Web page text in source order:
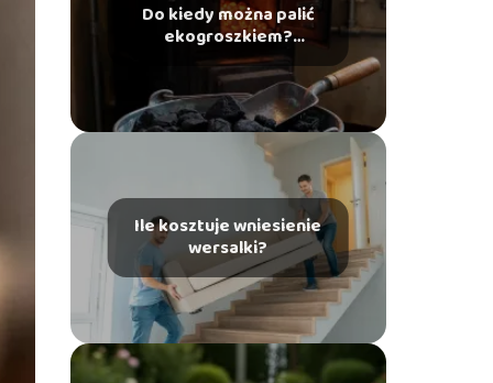
Do kiedy można palić
ekogroszkiem?
Aktualne przepisy
Ile kosztuje wniesienie
wersalki?